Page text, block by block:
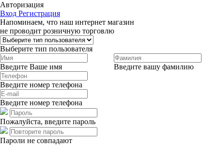
Авторизация
Вход Регистрация
Напоминаем, что наш интернет магазин
не проводит розничную торговлю
Выберите тип пользователя
Введите Ваше имя Введите вашу фамилию
Введите номер телефона
Введите номер телефона
Пожалуйста, введите пароль
Пароли не совпадают